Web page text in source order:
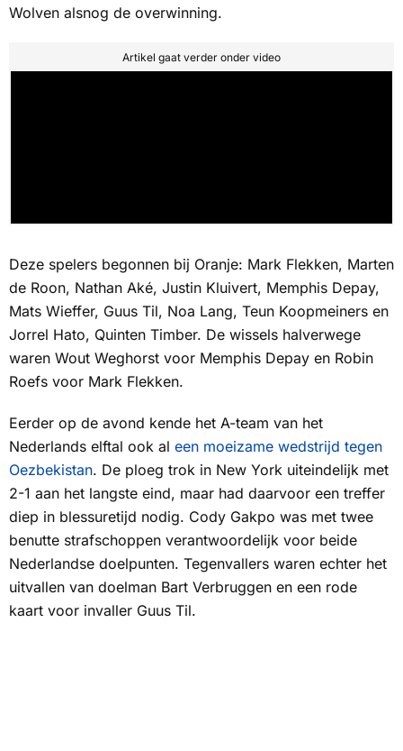
Wolven alsnog de overwinning.
Artikel gaat verder onder video
Deze spelers begonnen bij Oranje: Mark Flekken, Marten
de Roon, Nathan Aké, Justin Kluivert, Memphis Depay,
Mats Wieffer, Guus Til, Noa Lang, Teun Koopmeiners en
Jorrel Hato, Quinten Timber. De wissels halverwege
waren Wout Weghorst voor Memphis Depay en Robin
Roefs voor Mark Flekken.
Eerder op de avond kende het A-team van het
Nederlands elftal ook al een moeizame wedstrijd tegen
Oezbekistan. De ploeg trok in New York uiteindelijk met
2-1 aan het langste eind, maar had daarvoor een treffer
diep in blessuretijd nodig. Cody Gakpo was met twee
benutte strafschoppen verantwoordelijk voor beide
Nederlandse doelpunten. Tegenvallers waren echter het
uitvallen van doelman Bart Verbruggen en een rode
kaart voor invaller Guus Til.